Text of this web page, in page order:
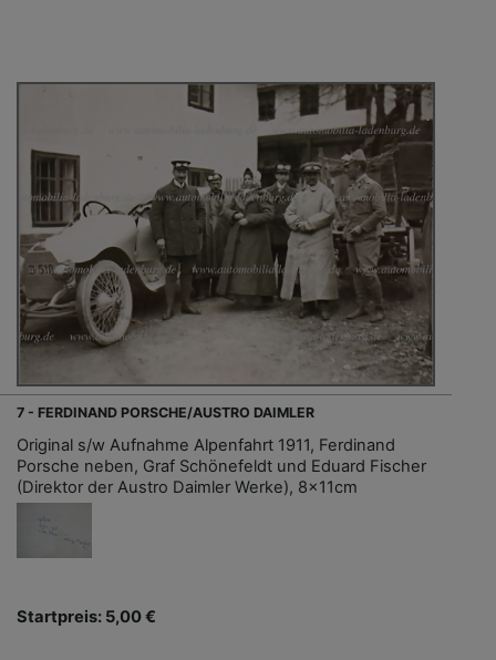
7 - FERDINAND PORSCHE/AUSTRO DAIMLER
Original s/w Aufnahme Alpenfahrt 1911, Ferdinand
Porsche neben, Graf Schönefeldt und Eduard Fischer
(Direktor der Austro Daimler Werke), 8x11cm
Startpreis: 5,00 €